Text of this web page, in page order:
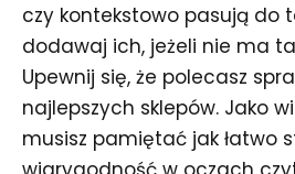
czy kontekstowo pasują do
dodawaj ich, jeżeli nie ma
Upewnij się, że polecasz
najlepszych sklepów. Jako
musisz pamiętać jak łatwo